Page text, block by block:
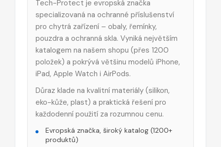
Tech-Protect je evropská značka
specializovaná na ochranné příslušenství
pro chytrá zařízení – obaly, řemínky,
pouzdra a ochranná skla. Vyniká největším
katalogem na našem shopu (přes 1200
položek) a pokrývá většinu modelů iPhone,
iPad, Apple Watch i AirPods.
Důraz klade na kvalitní materiály (silikon,
eko-kůže, plast) a praktická řešení pro
každodenní použití za rozumnou cenu.
Evropská značka, široký katalog (1200+
produktů)